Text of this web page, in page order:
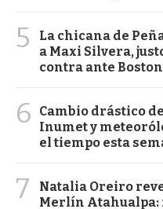
5
La chicana de
a Maxi Silvera,
contra ante Boston
6
Cambio drástico
Inumet y
el tiempo esta
7
Natalia Oreiro
Merlín Atahualpa: